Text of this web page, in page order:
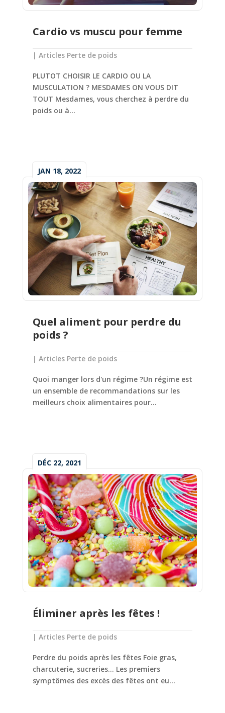
Cardio vs muscu pour femme
| Articles Perte de poids
PLUTOT CHOISIR LE CARDIO OU LA
MUSCULATION ? MESDAMES ON VOUS DIT
TOUT Mesdames, vous cherchez à perdre du
poids ou à...
Quel aliment pour perdre du
poids ?
JAN 18, 2022
| Articles Perte de poids
Quoi manger lors d'un régime ?Un régime est
un ensemble de recommandations sur les
meilleurs choix alimentaires pour...
Éliminer après les fêtes !
DÉC 22, 2021
| Articles Perte de poids
Perdre du poids après les fêtes Foie gras,
charcuterie, sucreries... Les premiers
symptômes des excès des fêtes ont eu...